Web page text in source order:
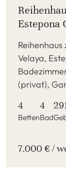
Estepona
Reihenhaus
Velaya,
(privat),
4
Betten
4
Bad
7.000 € /